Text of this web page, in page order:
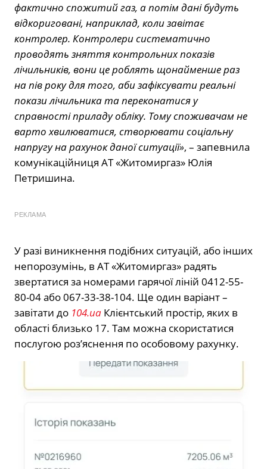
фактично спожитий газ, а потім дані будуть
відкориговані, наприклад, коли завітає
контролер. Контролери систематично
проводять зняття контрольних показів
лічильників, вони це роблять щонайменше раз
на пів року для того, аби зафіксувати реальні
покази лічильника та переконатися у
справності приладу обліку. Тому споживачам не
варто хвилюватися, створювати соціальну
напругу на рахунок даної ситуації», – запевнила
комунікаційниця АТ «Житомиргаз» Юлія
Петришина.
РЕКЛАМА
У разі виникнення подібних ситуацій, або інших
непорозумінь, в АТ «Житомиргаз» радять
звертатися за номерами гарячої ліній 0412-55-
80-04 або 067-33-38-104. Ще один варіант –
завітати до 104.ua Клієнтський простір, яких в
області близько 17. Там можна скористатися
послугою роз’яснення по особовому рахунку.